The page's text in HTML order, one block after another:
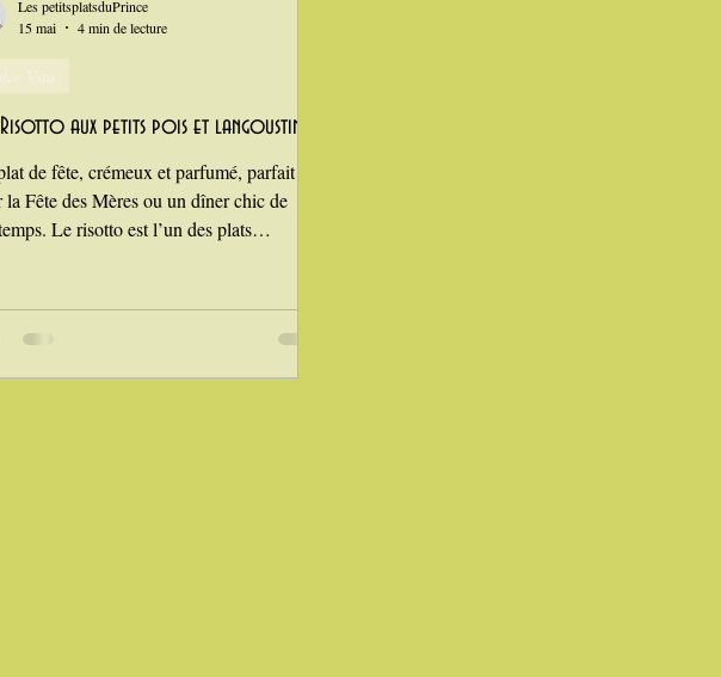
aux petits pois et langoustines
de fête, crémeux et parfumé, parfait
la Fête des Mères ou un dîner chic de
Le risotto est l’un des plats
obtenir une texture crémeuse et
J’aime cette base simple qui
toutes les variations : champignons,
Vita
Les petitsplatsduPrince
15 mai
4 min de lecture